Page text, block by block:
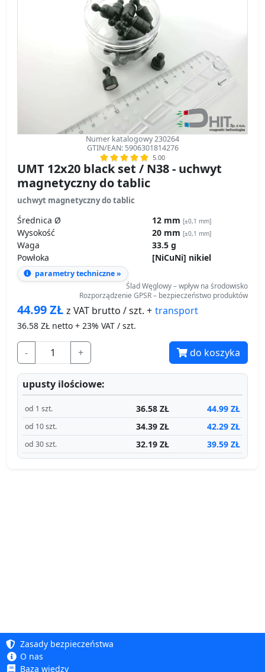
Numer katalogowy 230264
GTIN/EAN: 5906301814276
5.00
UMT 12x20 black set / N38 - uchwyt
magnetyczny do tablic
uchwyt magnetyczny do tablic
Średnica Ø 12 mm [±0,1 mm]
Wysokość 20 mm [±0,1 mm]
Waga
33.5 g
Powłoka
[NiCuNi] nikiel
parametry techniczne »
Ślad Węglowy – wpływ na środowisko
Rozporządzenie GPSR – bezpieczeństwo produktów
44.99ZŁ z VAT brutto / szt. + transport
36.58 ZŁ netto + 23% VAT / szt.
- + do koszyka
upusty ilościowe:
od 1 szt. 36.58 ZŁ 44.99 ZŁ
od 10 szt. 34.39 ZŁ 42.29 ZŁ
od 30 szt. 32.19 ZŁ 39.59 ZŁ
Zasady bezpieczeństwa
O nas
Baza wiedzy